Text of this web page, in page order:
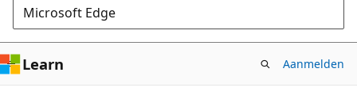
Microsoft Edge
Learn Aanmelden